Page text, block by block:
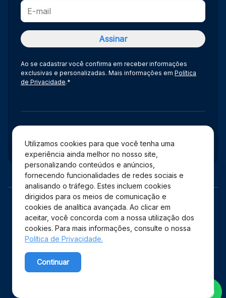
Utilizamos cookies para que você tenha uma
experiência ainda melhor no nosso site,
personalizando conteúdos e anúncios,
fornecendo funcionalidades de redes sociais e
analisando o tráfego. Estes incluem cookies
dirigidos para os meios de comunicação e
cookies de analítica avançada. Ao clicar em
aceitar, você concorda com a nossa utilização dos
cookies. Para mais informações, consulte o nossa
Política de Privacidade.
Continuar
Ao se cadastrar você confirma em receber informações
exclusivas e personalizadas. Mais informações em Política
de Privacidade.*
Administração
Copyright © 2026 Shopping Estação – Todos os direitos